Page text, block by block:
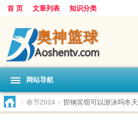
首 页 文章列表 知识分类
网站导航
> 春节2024 > 邯钢宾馆可以游泳吗冬天